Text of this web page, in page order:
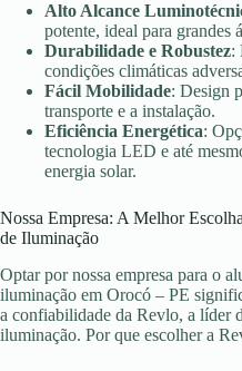
Alto Alcance
potente, ideal para grandes
Durabilidade e Robustez:
condições climáticas
Fácil Mobilidade: Design
transporte e a instalação.
Eficiência Energética:
tecnologia LED e até
energia solar.
Nossa Empresa: A Melhor
de Iluminação
Optar por nossa empresa para o
iluminação em Orocó – PE
a confiabilidade da Revlo, a líder
iluminação. Por que escolher a